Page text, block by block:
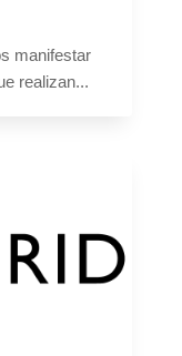
manifestar
realizan...